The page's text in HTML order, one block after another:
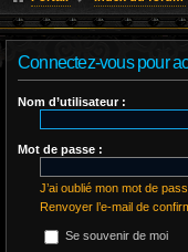
Connectez-vous pour
Nom d’utilisateur :
Mot de passe :
J’ai oublié mon mot de
Renvoyer l’e-mail de
Se souvenir de moi